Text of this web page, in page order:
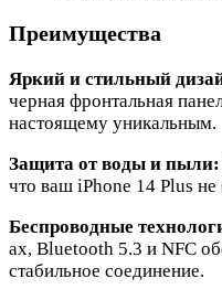
Преимущества
Яркий и стильный
черная фронтальная
настоящему уникальным.
Защита от воды и пыли:
что ваш iPhone 14 Plus не
Беспроводные
ax, Bluetooth 5.3 и NFC
стабильное соединение.